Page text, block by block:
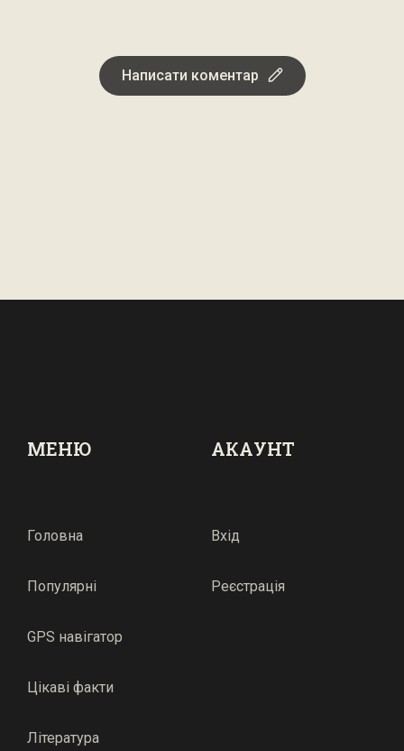
Написати коментар
МЕНЮ
Головна
Популярні
GPS навігатор
Цікаві факти
Література
АКАУНТ
Вхід
Реєстрація